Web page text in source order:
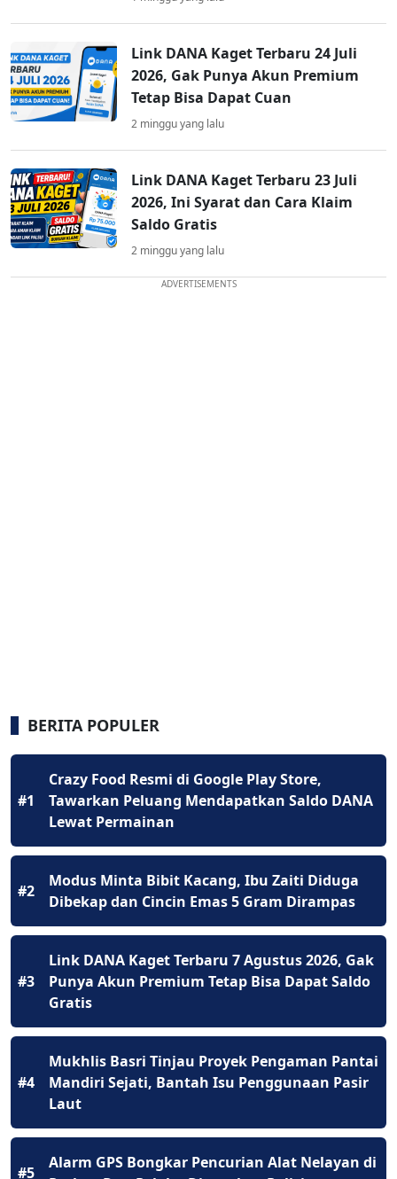
Link DANA Kaget Terbaru 24 Juli
2026, Gak Punya Akun Premium
Tetap Bisa Dapat Cuan
2 minggu yang lalu
Link DANA Kaget Terbaru 23 Juli
2026, Ini Syarat dan Cara Klaim
Saldo Gratis
2 minggu yang lalu
ADVERTISEMENTS
BERITA POPULER
#1
Crazy Food Resmi di Google Play Store,
Tawarkan Peluang Mendapatkan Saldo DANA
Lewat Permainan
#2
Modus Minta Bibit Kacang, Ibu Zaiti Diduga
Dibekap dan Cincin Emas 5 Gram Dirampas
#3
Link DANA Kaget Terbaru 7 Agustus 2026, Gak
Punya Akun Premium Tetap Bisa Dapat Saldo
Gratis
#4
Mukhlis Basri Tinjau Proyek Pengaman Pantai
Mandiri Sejati, Bantah Isu Penggunaan Pasir
Laut
#5
Alarm GPS Bongkar Pencurian Alat Nelayan di